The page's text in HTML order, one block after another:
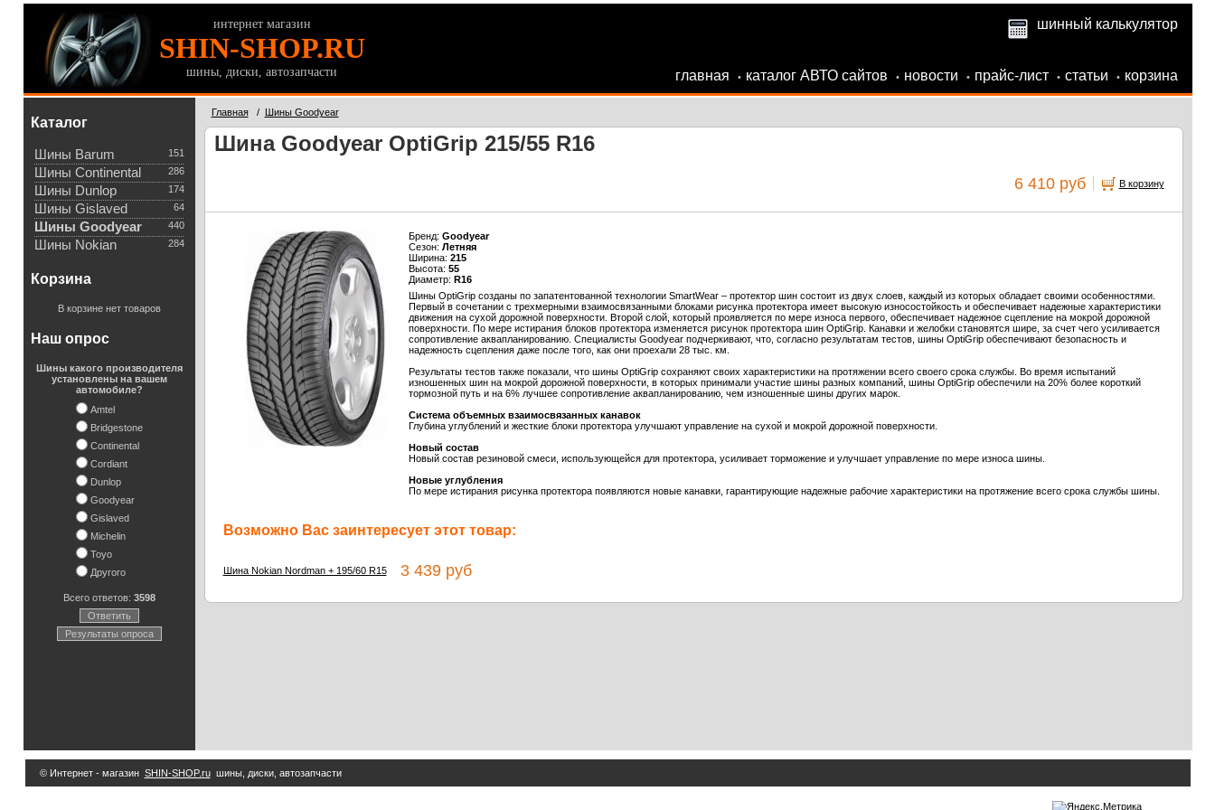
интернет магазин
SHIN-SHOP.RU
шины, диски, автозапчасти
шинный калькулятор
главная • каталог АВТО сайтов • новости • прайс-лист • статьи • корзина
Каталог
151
Шины Barum
286
Шины Continental
174
Шины Dunlop
64
Шины Gislaved
440
Шины Goodyear
284
Шины Nokian
Корзина
В корзине нет товаров
Наш опрос
Шины какого производителя
установлены на вашем
автомобиле?
Amtel
Bridgestone
Continental
Cordiant
Dunlop
Goodyear
Gislaved
Michelin
Toyo
Другого
Всего ответов: 3598
Ответить
Результаты опроса
Главная/ Шины Goodyear
Шина Goodyear OptiGrip 215/55 R16
6 410 руб В корзину
Бренд: Goodyear
Сезон: Летняя
Ширина: 215
Высота: 55
Диаметр: R16
Шины OptiGrip созданы по запатентованной технологии SmartWear – протектор шин состоит из двух слоев, каждый из которых обладает своими особенностями.
Первый в сочетании с трехмерными взаимосвязанными блоками рисунка протектора имеет высокую износостойкость и обеспечивает надежные характеристики
движения на сухой дорожной поверхности. Второй слой, который проявляется по мере износа первого, обеспечивает надежное сцепление на мокрой дорожной
поверхности. По мере истирания блоков протектора изменяется рисунок протектора шин OptiGrip. Канавки и желобки становятся шире, за счет чего усиливается
сопротивление аквапланированию. Специалисты Goodyear подчеркивают, что, согласно результатам тестов, шины OptiGrip обеспечивают безопасность и
надежность сцепления даже после того, как они проехали 28 тыс. км.
Результаты тестов также показали, что шины OptiGrip сохраняют своих характеристики на протяжении всего своего срока службы. Во время испытаний
изношенных шин на мокрой дорожной поверхности, в которых принимали участие шины разных компаний, шины OptiGrip обеспечили на 20% более короткий
тормозной путь и на 6% лучшее сопротивление аквапланированию, чем изношенные шины других марок.
Система объемных взаимосвязанных канавок
Глубина углублений и жесткие блоки протектора улучшают управление на сухой и мокрой дорожной поверхности.
Новый состав
Новый состав резиновой смеси, использующейся для протектора, усиливает торможение и улучшает управление по мере износа шины.
Новые углубления
По мере истирания рисунка протектора появляются новые канавки, гарантирующие надежные рабочие характеристики на протяжение всего срока службы шины.
Возможно Вас заинтересует этот товар:
Шина Nokian Nordman + 195/60 R153 439 руб
© Интернет - магазин SHIN-SHOP.ruшины, диски, автозапчасти